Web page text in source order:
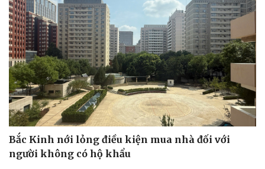
Bắc Kinh nới lỏng điều kiện mua nhà đối với
người không có hộ khẩu